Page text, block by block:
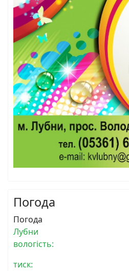
Погода
Погода
Лубни
вологість:
тиск: